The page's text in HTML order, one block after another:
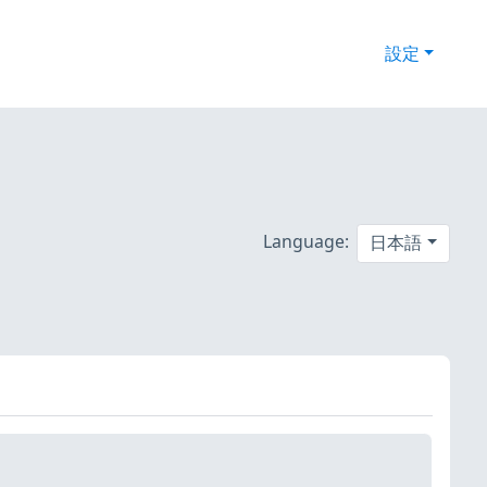
設定
Language: 日本語